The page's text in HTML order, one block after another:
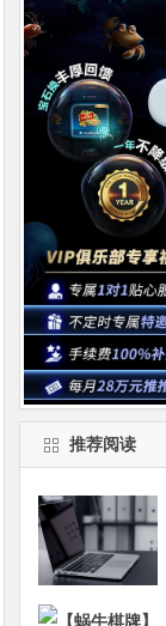
推荐阅读